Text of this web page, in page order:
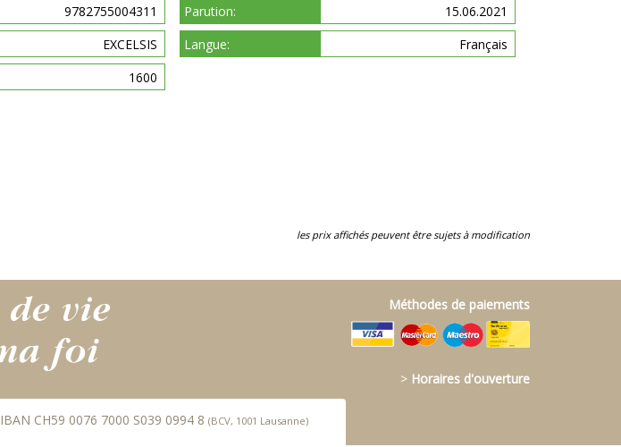
9782755004311 Parution:
15.06.2021
EXCELSIS Langue:
Français
1600
les prix affichés peuvent être sujets à modification
Méthodes de paiements
> Horaires d'ouverture
IBAN CH59 0076 7000 S039 0994 8 (BCV, 1001 Lausanne)